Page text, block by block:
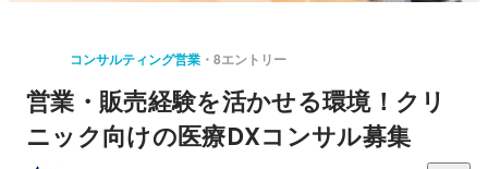
コンサルティング営業 8エントリー
営業・販売経験を活かせる環境！クリ
ニック向けの医療DXコンサル募集